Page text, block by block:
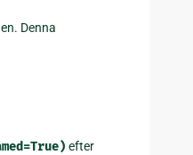
Denna
efter